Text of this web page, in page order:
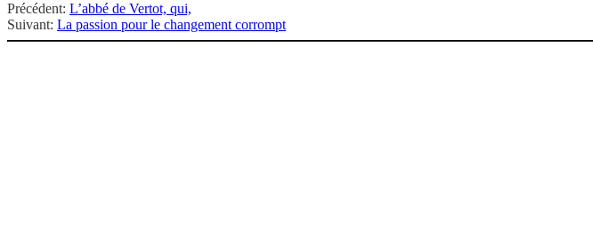
Précédent: L’abbé de Vertot, qui,
Suivant: La passion pour le changement corrompt